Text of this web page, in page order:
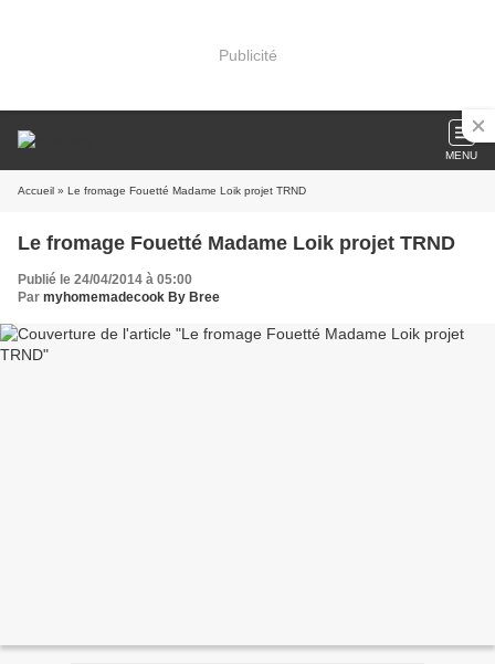
Publicité
MENU
Accueil » Le fromage Fouetté Madame Loik projet TRND
Le fromage Fouetté Madame Loik projet TRND
Publié le 24/04/2014 à 05:00
Par myhomemadecook By Bree